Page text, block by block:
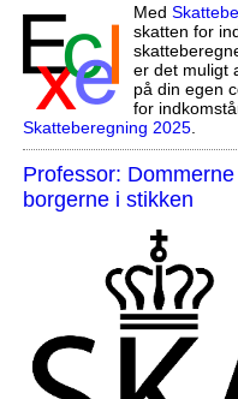
Med
skatten for
er det muligt
på din egen
for
Skatteberegning 2025.
Professor:
borgerne i stikken